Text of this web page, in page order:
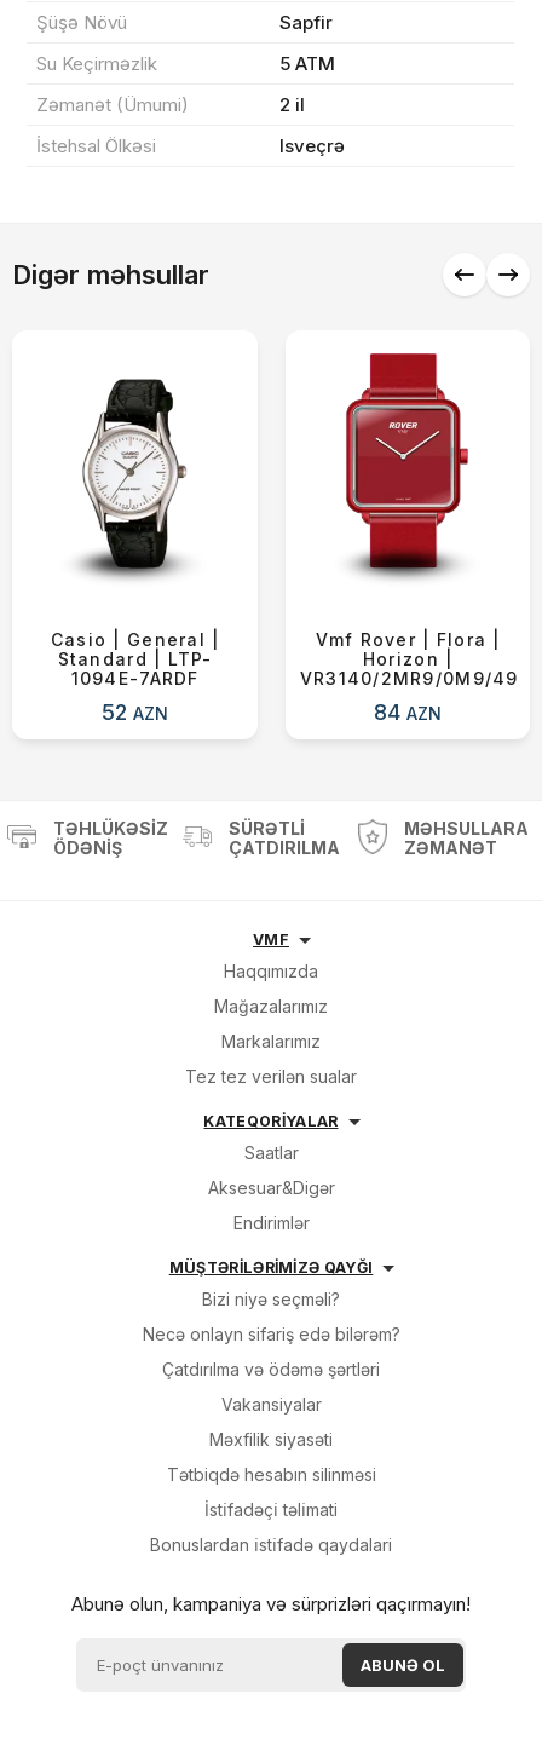
Şüşə Növü
Sapfir
Su Keçirməzlik
5 ATM
Zəmanət (Ümumi)
2 il
İstehsal Ölkəsi
Isveçrə
Digər məhsullar
Casio | General |
Standard | LTP-
1094E-7ARDF
52AZN
Vmf Rover | Flora |
Horizon |
VR3140/2MR9/0M9/49
84AZN
Yekun məbləğ OK
TƏHLÜKƏSIZ
ÖDƏNIŞ
SÜRƏTLI
ÇATDIRILMA
MƏHSULLARA
ZƏMANƏT
VMF
Haqqımızda
Mağazalarımız
Markalarımız
Tez tez verilən sualar
KATEQORİYALAR
Saatlar
Aksesuar&Digər
Endirimlər
MÜŞTƏRİLƏRİMİZƏ QAYĞI
Bizi niyə seçməli?
Necə onlayn sifariş edə bilərəm?
Çatdırılma və ödəmə şərtləri
Vakansiyalar
Məxfilik siyasəti
Tətbiqdə hesabın silinməsi
İsti̇fadəçi̇ təli̇mati
Bonuslardan i̇sti̇fadə qaydalari
Abunə olun, kampaniya və sürprizləri qaçırmayın!